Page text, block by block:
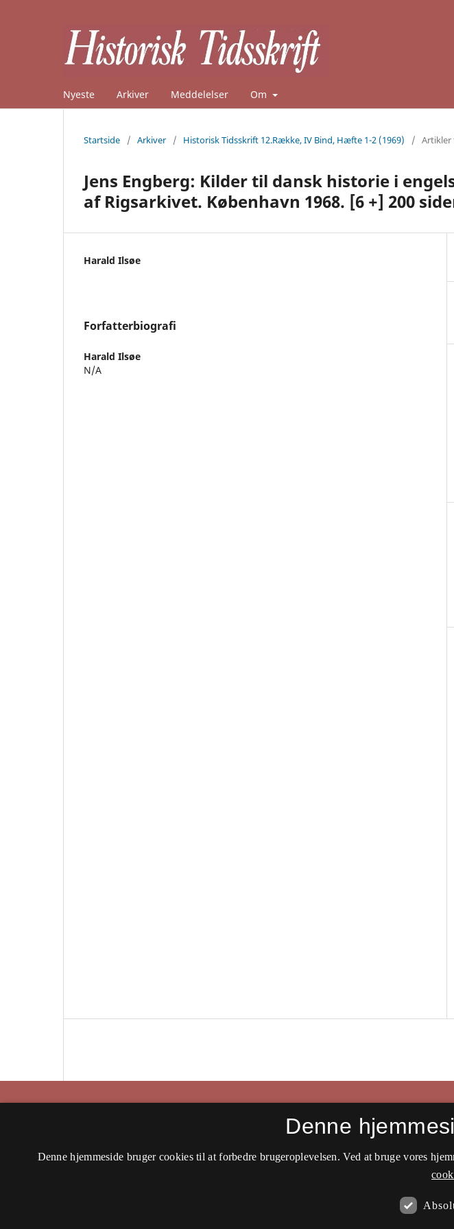
Nyeste Arkiver Meddelelser Om
Startside / Arkiver / Historisk Tidsskrift 12.Række, IV Bind, Hæfte 1-2 (1969) / Artikler
Jens Engberg: Kilder til dansk historie i
af Rigsarkivet. København 1968. [6 +] 200
Harald Ilsøe
Forfatterbiografi
Harald Ilsøe
N/A
ISSN 2597-0666 (Online)
Denne
Denne hjemmeside bruger cookies til at forbedre brugeroplevelsen. Ved at bruge vores